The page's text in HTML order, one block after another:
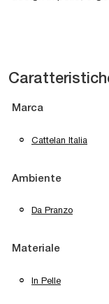
Marca
Cattelan Italia
Ambiente
Da Pranzo
Materiale
In Pelle